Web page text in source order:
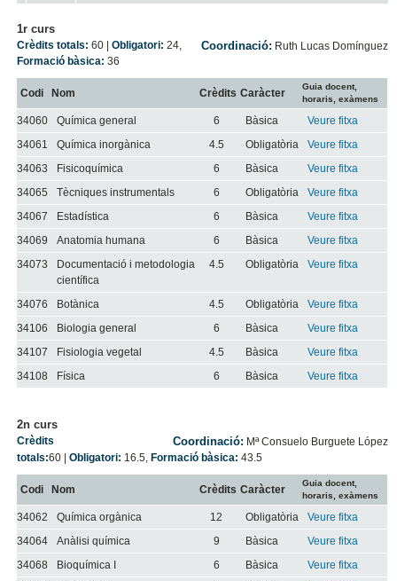
1r curs
Coordinació: Ruth Lucas Domínguez
Crèdits totals: 60 |Obligatori: 24,
Formació bàsica: 36
Codi Nom Crèdits Caràcter
Guia docent,
horaris, exàmens
34060 Química general 6 Bàsica
Veure fitxa
34061
Química inorgànica 4.5 Obligatòria
Veure fitxa
34063
Fisicoquímica 6 Bàsica
Veure fitxa
34065
Tècniques instrumentals 6 Obligatòria
Veure fitxa
34067
Estadística 6 Bàsica
Veure fitxa
34069
Anatomia humana 6 Bàsica
Veure fitxa
34073
Documentació i metodologia
científica
4.5 Obligatòria Veure fitxa
34076 Botànica 4.5 Obligatòria
Veure fitxa
34106
Biologia general 6 Bàsica
Veure fitxa
34107
Fisiologia vegetal 4.5 Bàsica
Veure fitxa
34108
Física 6 Bàsica Veure fitxa
2n curs
Coordinació: Mª Consuelo Burguete López
Crèdits
totals:60 |Obligatori: 16.5, Formació bàsica: 43.5
Codi Nom Crèdits Caràcter
Guia docent,
horaris, exàmens
34062 Química orgànica 12 Obligatòria
Veure fitxa
34064
Anàlisi química 9 Bàsica
Veure fitxa
34068
Bioquímica I 6 Bàsica
Veure fitxa